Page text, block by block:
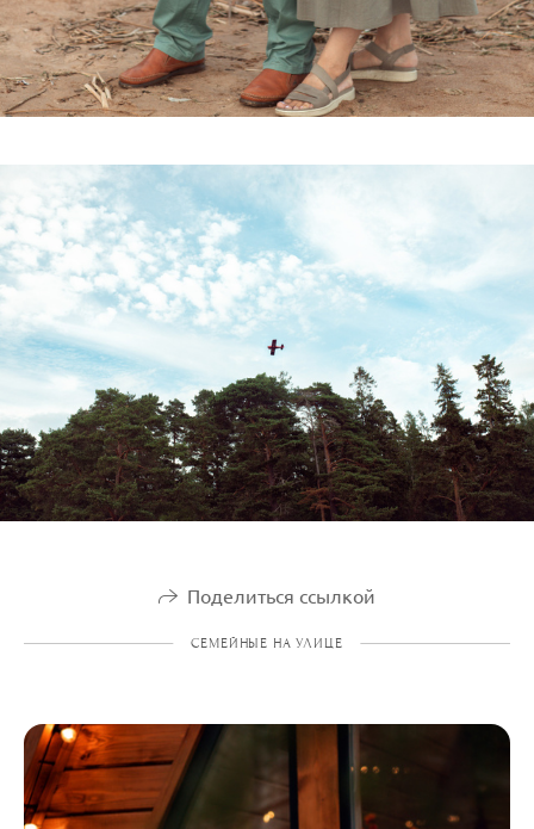
Поделиться ссылкой
СЕМЕЙНЫЕ НА УЛИЦЕ